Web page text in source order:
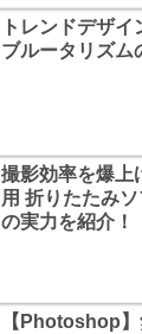
トレンドデザ
ブルータリズム
撮影効率を爆上
用 折りたたみソ
の実力を紹介！
【Photoshop